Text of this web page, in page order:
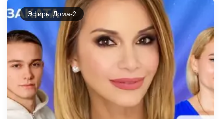
Эфиры Дома-2